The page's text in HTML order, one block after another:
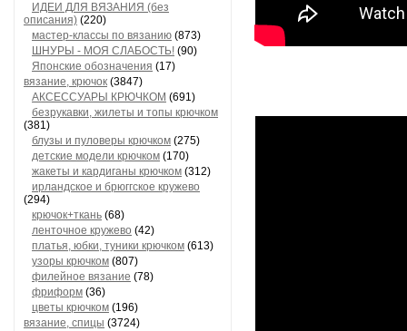
ИДЕИ ДЛЯ ВЯЗАНИЯ (без
описания) (220)
мастер-классы по вязанию (873)
ШНУРЫ - МОЯ СЛАБОСТЬ! (90)
Японские обозначения (17)
вязание, крючок (3847)
АКСЕССУАРЫ КРЮЧКОМ (691)
безрукавки, жилеты и топы крючком
(381)
блузы и пуловеры крючком (275)
детские модели крючком (170)
жакеты и кардиганы крючком (312)
ирландское и брюггское кружево
(294)
крючок+ткань (68)
ленточное кружево (42)
платья, юбки, туники крючком (613)
узоры крючком (807)
филейное вязание (78)
фриформ (36)
цветы крючком (196)
вязание, спицы (3724)